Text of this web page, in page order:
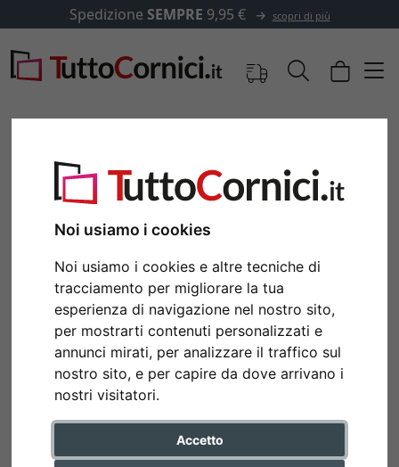
Noi usiamo i cookies
Noi usiamo i cookies e altre tecniche di
tracciamento per migliorare la tua
esperienza di navigazione nel nostro sito,
per mostrarti contenuti personalizzati e
annunci mirati, per analizzare il traffico sul
nostro sito, e per capire da dove arrivano i
nostri visitatori.
Accetto
Spedizione SEMPRE 9,95 € scopri di più
Indietro